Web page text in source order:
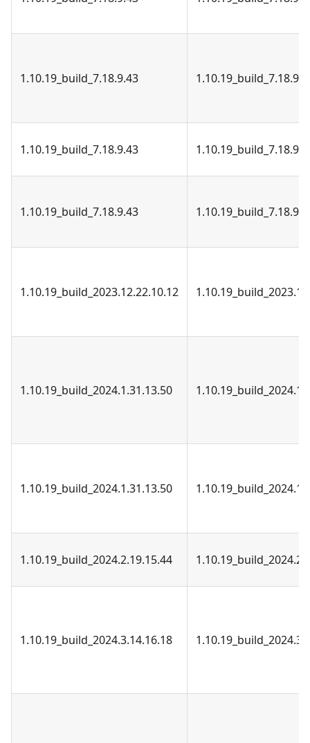
1.10.19_build_7.18.9.43
1.10.19_build_7.18.9.43
1.10.19_build_7.18.9.43
1.10.19_build_2023.12.22.10.12
1.10.19_build_2024.1.31.13.50
1.10.19_build_2024.1.31.13.50
1.10.19_build_2024.2.19.15.44
1.10.19_build_2024.3.14.16.18